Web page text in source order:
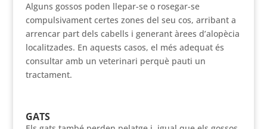
Alguns gossos poden llepar-se o rosegar-se
compulsivament certes zones del seu cos, arribant a
arrencar part dels cabells i generant àrees d’alopècia
localitzades. En aquests casos, el més adequat és
consultar amb un veterinari perquè pauti un
tractament.
GATS